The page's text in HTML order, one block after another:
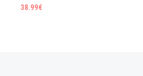
38.99€